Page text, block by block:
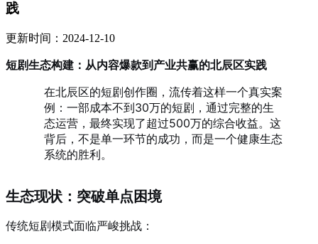
践
更新时间：2024-12-10
短剧生态构建：从内容爆款到产业共赢的北辰区实践
在北辰区的短剧创作圈，流传着这样一个真实案
例：一部成本不到30万的短剧，通过完整的生
态运营，最终实现了超过500万的综合收益。这
背后，不是单一环节的成功，而是一个健康生态
系统的胜利。
生态现状：突破单点困境
传统短剧模式面临严峻挑战：